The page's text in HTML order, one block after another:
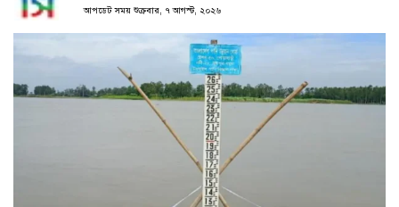
আপডেট সময় শুক্রবার, ৭ আগস্ট, ২০২৬